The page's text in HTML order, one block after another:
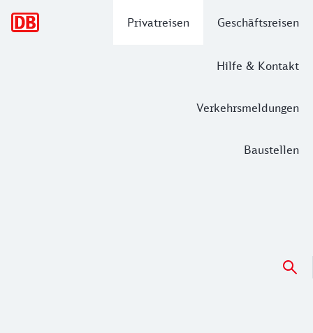
Privatreisen Geschäftsreisen
Hilfe & Kontakt
Verkehrsmeldungen
Baustellen